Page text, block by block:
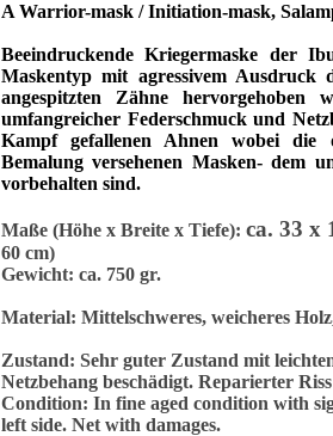
A Warrior-mask / Initiation-mask,
Beeindruckende Kriegermaske der
Maskentyp mit agressivem
angespitzten Zähne
umfangreicher Federschmuck und
Kampf gefallenen Ahnenwobeidie
Bemalung versehenen Masken- dem
vorbehalten sind.
Maße (Höhe x Breite x Tiefe): ca. 33 x
60 cm)
Gewicht: ca. 750 gr.
Material: Mittelschweres, weicheres
Zustand: Sehr guter Zustand mit
Netzbehang beschädigt. Reparierter
Condition: In fine aged condition with
left side. Net with damages.